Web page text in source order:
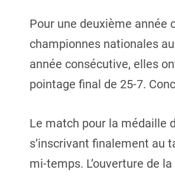
Pour une deuxième année
championnes nationales
année consécutive, elles
pointage final de 25-7.
Le match pour la médaille
s’inscrivant finalement au
mi-temps. L’ouverture de